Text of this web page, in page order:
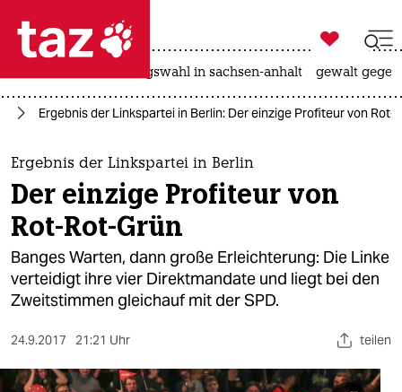
 taz zahl ich
taz zahl ich
themen
politik
öko
gesellschaft
sport

taz zahl ich
landtagswahl in sachsen-anhalt gewalt
Ergebnis der Linkspartei in Berlin: Der einzige Profiteur von Rot-
Ergebnis der Linkspartei in Berlin
Der einzige Profiteur von
Rot-Rot-Grün
Banges Warten, dann große Erleichterung: Die Linke
verteidigt ihre vier Direktmandate und liegt bei den
Zweitstimmen gleichauf mit der SPD.
24.9.2017 21:21 Uhr teilen